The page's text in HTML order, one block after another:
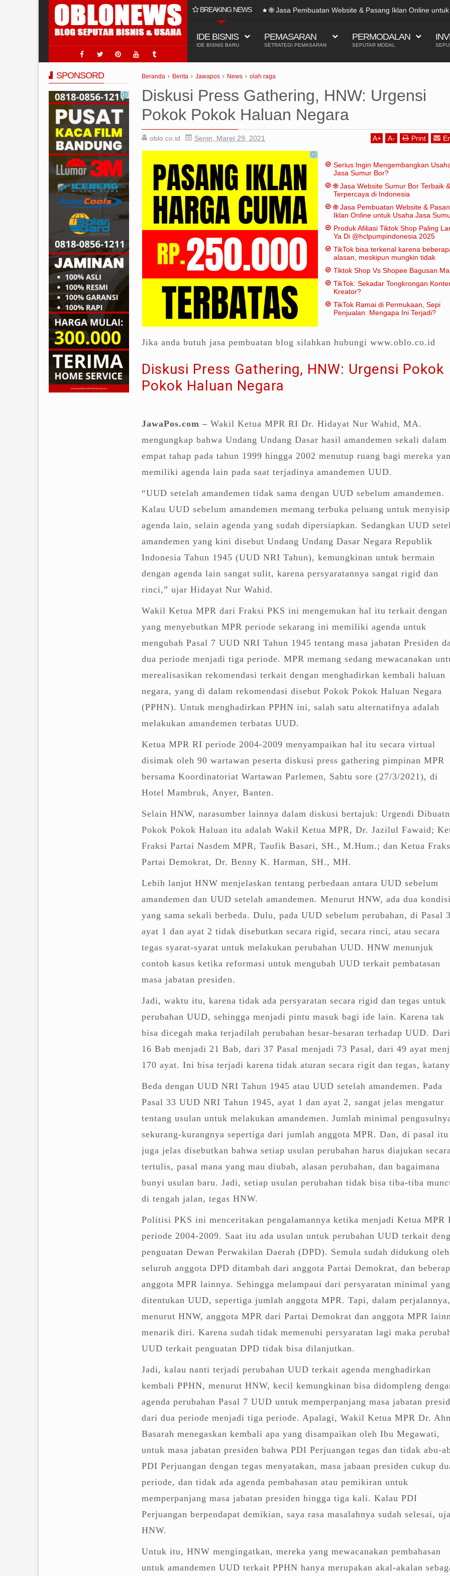
BREAKING NEWS
& Terpercaya di Indonesia 🌐 Jasa Pembuatan Website & Pasang Iklan Online
IDE BISNIS
IDE BISNIS BARU
PEMASARAN
SETRATEGI PEMASARAN
PERMODALAN
SEPUTAR MODAL
Beranda Berita Jawapos News olah raga
Diskusi Press Gathering, HNW: Urgensi
Pokok Pokok Haluan Negara
oblo.co.id Senin, Maret 29, 2021 A+ A- Print
Serius Ingin Mengembangkan
Jasa Sumur Bor?
🌐 Jasa Website Sumur Bor Terbaik &
Terpercaya di Indonesia
🌐 Jasa Pembuatan Website &
Iklan Online untuk Usaha Jasa
Produk Afiliasi Tiktok Shop Paling
Ya Di @hclpumpindonesia 2025
TikTok bisa terkenal karena
alasan, meskipun mungkin tidak
tradisional:
Tiktok Shop Vs Shopee Bagusan
TikTok: Sekadar Tongkrongan
Kreator?
TikTok Ramai di Permukaan, Sepi
Penjualan: Mengapa Ini Terjadi?
Jika anda butuh jasa pembuatan blog silahkan hubungi www.oblo.co.id
Diskusi Press Gathering, HNW: Urgensi Pokok
Pokok Haluan Negara
JawaPos.com – Wakil Ketua MPR RI Dr. Hidayat Nur Wahid, MA.
mengungkap bahwa Undang Undang Dasar hasil amandemen sekali dalam
empat tahap pada tahun 1999 hingga 2002 menutup ruang bagi mereka
memiliki agenda lain pada saat terjadinya amandemen UUD.
“UUD setelah amandemen tidak sama dengan UUD sebelum amandemen.
Kalau UUD sebelum amandemen memang terbuka peluang untuk menyisip
agenda lain, selain agenda yang sudah dipersiapkan. Sedangkan UUD
amandemen yang kini disebut Undang Undang Dasar Negara Republik
Indonesia Tahun 1945 (UUD NRI Tahun), kemungkinan untuk bermain
dengan agenda lain sangat sulit, karena persyaratannya sangat rigid dan
rinci,” ujar Hidayat Nur Wahid.
Wakil Ketua MPR dari Fraksi PKS ini mengemukan hal itu terkait dengan
yang menyebutkan MPR periode sekarang ini memiliki agenda untuk
mengubah Pasal 7 UUD NRI Tahun 1945 tentang masa jabatan Presiden
dua periode menjadi tiga periode. MPR memang sedang mewacanakan
merealisasikan rekomendasi terkait dengan menghadirkan kembali haluan
negara, yang di dalam rekomendasi disebut Pokok Pokok Haluan Negara
(PPHN). Untuk menghadirkan PPHN ini, salah satu alternatifnya adalah
melakukan amandemen terbatas UUD.
Ketua MPR RI periode 2004-2009 menyampaikan hal itu secara virtual
disimak oleh 90 wartawan peserta diskusi press gathering pimpinan MPR
bersama Koordinatoriat Wartawan Parlemen, Sabtu sore (27/3/2021), di
Hotel Mambruk, Anyer, Banten.
Selain HNW, narasumber lainnya dalam diskusi bertajuk: Urgendi
Pokok Pokok Haluan itu adalah Wakil Ketua MPR, Dr. Jazilul Fawaid;
Fraksi Partai Nasdem MPR, Taufik Basari, SH., M.Hum.; dan Ketua
Partai Demokrat, Dr. Benny K. Harman, SH., MH.
Lebih lanjut HNW menjelaskan tentang perbedaan antara UUD sebelum
amandemen dan UUD setelah amandemen. Menurut HNW, ada dua kondisi
yang sama sekali berbeda. Dulu, pada UUD sebelum perubahan, di Pasal
ayat 1 dan ayat 2 tidak disebutkan secara rigid, secara rinci, atau secara
tegas syarat-syarat untuk melakukan perubahan UUD. HNW menunjuk
contoh kasus ketika reformasi untuk mengubah UUD terkait pembatasan
masa jabatan presiden.
Jadi, waktu itu, karena tidak ada persyaratan secara rigid dan tegas untuk
perubahan UUD, sehingga menjadi pintu masuk bagi ide lain. Karena tak
bisa dicegah maka terjadilah perubahan besar-besaran terhadap UUD. Dari
16 Bab menjadi 21 Bab, dari 37 Pasal menjadi 73 Pasal, dari 49 ayat
170 ayat. Ini bisa terjadi karena tidak aturan secara rigit dan tegas,
Beda dengan UUD NRI Tahun 1945 atau UUD setelah amandemen. Pada
Pasal 33 UUD NRI Tahun 1945, ayat 1 dan ayat 2, sangat jelas mengatur
tentang usulan untuk melakukan amandemen. Jumlah minimal
sekurang-kurangnya sepertiga dari jumlah anggota MPR. Dan, di pasal itu
juga jelas disebutkan bahwa setiap usulan perubahan harus diajukan secara
tertulis, pasal mana yang mau diubah, alasan perubahan, dan bagaimana
bunyi usulan baru. Jadi, setiap usulan perubahan tidak bisa tiba-tiba
di tengah jalan, tegas HNW.
Politisi PKS ini menceritakan pengalamannya ketika menjadi Ketua MPR
periode 2004-2009. Saat itu ada usulan untuk perubahan UUD terkait
penguatan Dewan Perwakilan Daerah (DPD). Semula sudah didukung oleh
seluruh anggota DPD ditambah dari anggota Partai Demokrat, dan
anggota MPR lainnya. Sehingga melampaui dari persyaratan minimal yang
ditentukan UUD, sepertiga jumlah anggota MPR. Tapi, dalam perjalannya,
menurut HNW, anggota MPR dari Partai Demokrat dan anggota MPR
menarik diri. Karena sudah tidak memenuhi persyaratan lagi maka
UUD terkait penguatan DPD tidak bisa dilanjutkan.
Jadi, kalau nanti terjadi perubahan UUD terkait agenda menghadirkan
kembali PPHN, menurut HNW, kecil kemungkinan bisa didompleng
agenda perubahan Pasal 7 UUD untuk memperpanjang masa jabatan
dari dua periode menjadi tiga periode. Apalagi, Wakil Ketua MPR Dr.
Basarah menegaskan kembali apa yang disampaikan oleh Ibu Megawati,
untuk masa jabatan presiden bahwa PDI Perjuangan tegas dan tidak abu-
PDI Perjuangan dengan tegas menyatakan, masa jabaan presiden cukup
periode, dan tidak ada agenda pembahasan atau pemikiran untuk
memperpanjang masa jabatan presiden hingga tiga kali. Kalau PDI
Perjuangan berpendapat demikian, saya rasa masalahnya sudah selesai,
HNW.
Untuk itu, HNW mengingatkan, mereka yang mewacanakan pembahasan
untuk amandemen UUD terkait PPHN hanya merupakan akal-akalan
SPONSORD